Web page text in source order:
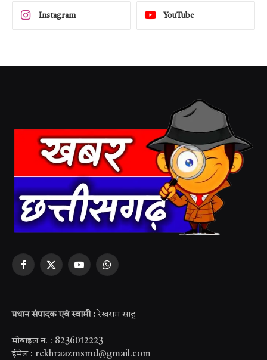
Instagram YouTube
Facebook
X
YouTubeWhatsApp
प्रधान संपादक एवं स्वामी : रेखराम साहू
मोबाइल न. : 8236012223
ईमेल : rekhraazmsmd@gmail.com